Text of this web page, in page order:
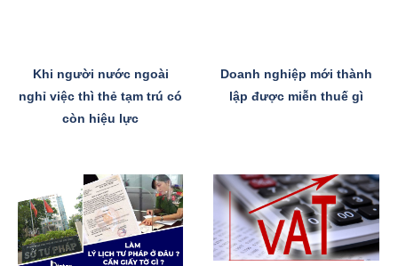
Khi người nước ngoài
nghỉ việc thì thẻ tạm trú có
còn hiệu lực
Doanh nghiệp mới thành
lập được miễn thuế gì